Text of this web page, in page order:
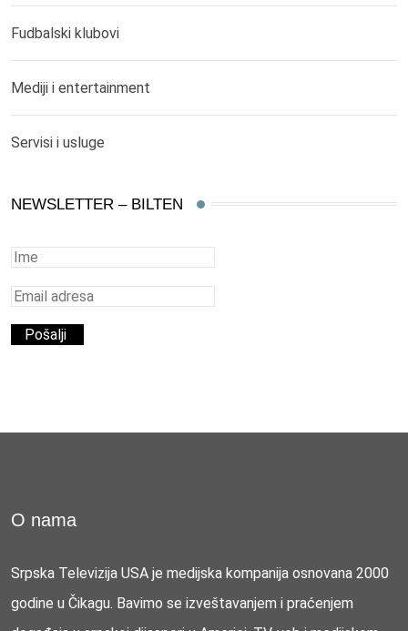
Fudbalski klubovi
Mediji i entertainment
Servisi i usluge
NEWSLETTER – BILTEN
O nama
Srpska Televizija USA je medijska kompanija osnovana 2000
godine u Čikagu. Bavimo se izveštavanjem i praćenjem